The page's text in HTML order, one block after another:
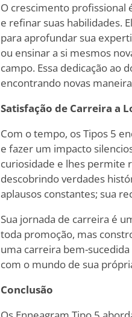
O crescimento profissional
e refinar suas habilidades.
para aprofundar sua
ou ensinar a si mesmos
campo. Essa dedicação ao
encontrando novas
Satisfação de Carreira a
Com o tempo, os Tipos 5
e fazer um impacto
curiosidade e lhes permite
descobrindo verdades
aplausos constantes; sua
Sua jornada de carreira é
toda promoção, mas
uma carreira bem-
com o mundo de sua
Conclusão